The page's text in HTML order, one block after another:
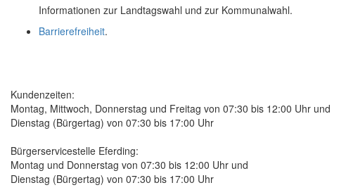
Informationen zur Landtagswahl und zur Kommunalwahl.
Barrierefreiheit.
Kundenzeiten:
Montag, Mittwoch, Donnerstag und Freitag von 07:30 bis 12:00 Uhr und
Dienstag (Bürgertag) von 07:30 bis 17:00 Uhr
Bürgerservicestelle Eferding:
Montag und Donnerstag von 07:30 bis 12:00 Uhr und
Dienstag (Bürgertag) von 07:30 bis 17:00 Uhr